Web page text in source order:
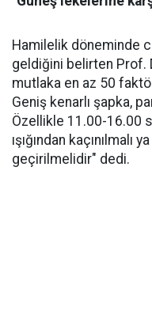
Hamilelik döneminde
geldiğini belirten Prof.
mutlaka en az 50
Geniş kenarlı şapka,
Özellikle 11.00-16.00
ışığından kaçınılmalı
geçirilmelidir" dedi.